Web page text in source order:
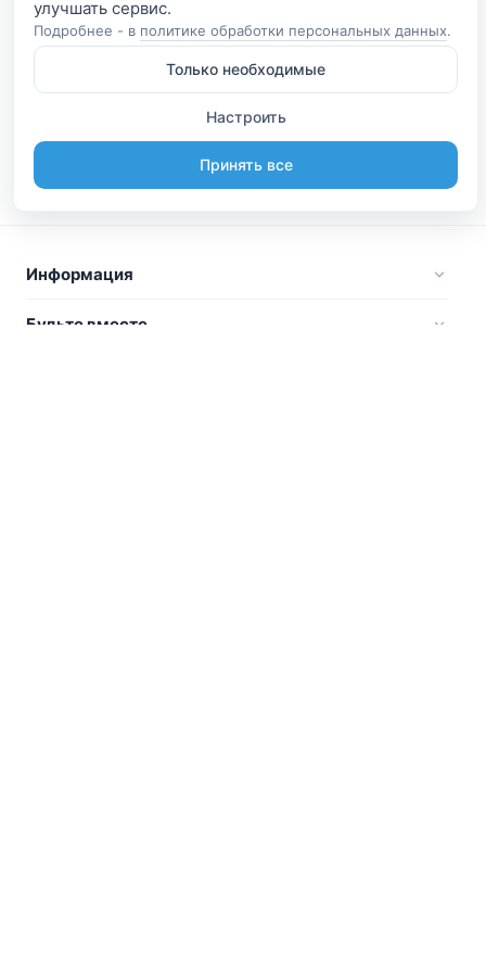
Подробнее - в политике обработки персональных данных.
Только необходимые
Настроить
Принять все
Информация
Будьте вместе